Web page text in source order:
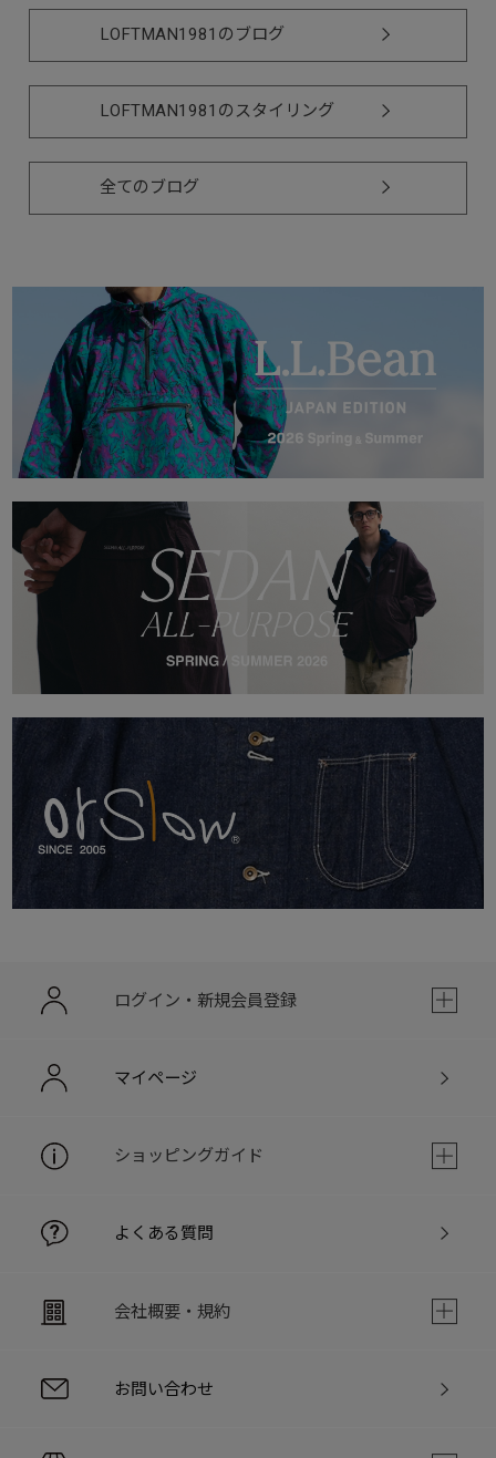
LOFTMAN1981のブログ
LOFTMAN1981のスタイリング
全てのブログ
ログイン・新規会員登録
マイページ
ショッピングガイド
よくある質問
会社概要・規約
お問い合わせ